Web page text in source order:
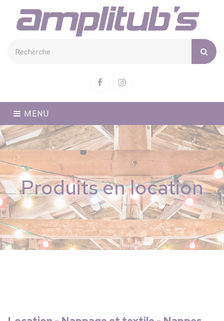
FacebookInstagram
MENU
Produits en location
Cookies management panel